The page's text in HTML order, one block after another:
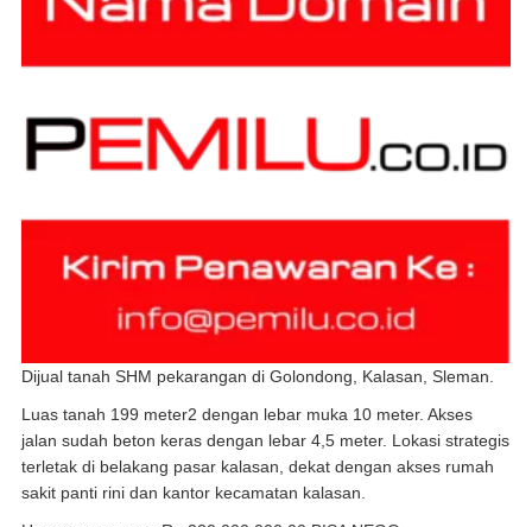
Dijual tanah SHM pekarangan di Golondong, Kalasan, Sleman.
Luas tanah 199 meter2 dengan lebar muka 10 meter. Akses
jalan sudah beton keras dengan lebar 4,5 meter. Lokasi strategis
terletak di belakang pasar kalasan, dekat dengan akses rumah
sakit panti rini dan kantor kecamatan kalasan.